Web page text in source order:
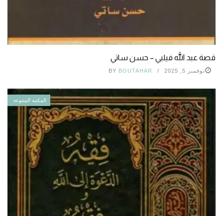
قصة عبد الله فيلبي – حسن ساتي
نوفمبر 5, 2025 BY BOUTAHAR
المكتبة المتنوعة